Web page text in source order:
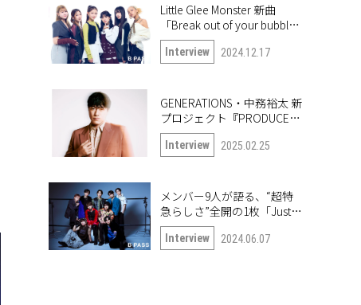
Little Glee Monster 新曲
「Break out of your bubble｣
インタビュー。未公開写真
も公開！
Interview 2024.12.17
GENERATIONS・中務裕太 新
プロジェクト『PRODUCE
6IX COLORS』の第一弾楽曲
「True or Doubt」について
Interview 2025.02.25
メンバー9人が語る、“超特
急らしさ”全開の1枚「Just
like 超特急」
Interview 2024.06.07